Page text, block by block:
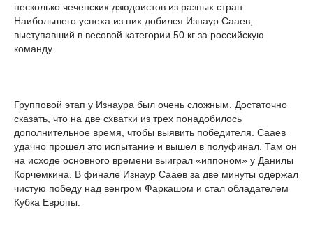
несколько чеченских дзюдоистов из разных стран.
Наибольшего успеха из них добился Изнаур Сааев,
выступавший в весовой категории 50 кг за российскую
команду.
Групповой этап у Изнаура был очень сложным. Достаточно
сказать, что на две схватки из трех понадобилось
дополнительное время, чтобы выявить победителя. Сааев
удачно прошел это испытание и вышел в полуфинал. Там он
на исходе основного времени выиграл «иппоном» у Данилы
Корчемкина. В финале Изнаур Сааев за две минуты одержал
чистую победу над венгром Фаркашом и стал обладателем
Кубка Европы.